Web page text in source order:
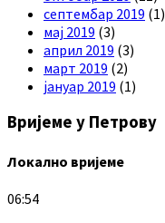
септембар 2019 (1)
мај 2019 (3)
април 2019 (3)
март 2019 (2)
јануар 2019 (1)
Вријеме у Петрову
Локално вријеме
06:54